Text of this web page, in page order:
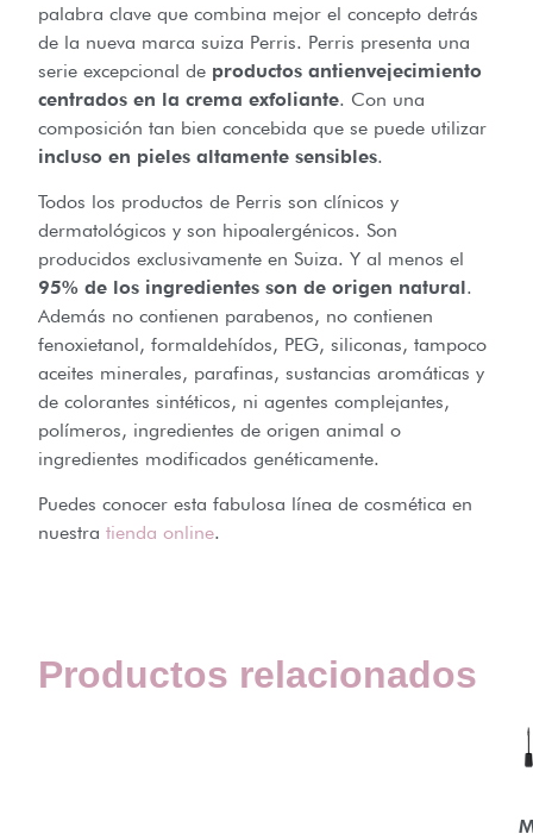
palabra clave que combina mejor el concepto detrás
de la nueva marca suiza Perris. Perris presenta una
serie excepcional de productos antienvejecimiento
centrados en la crema exfoliante. Con una
composición tan bien concebida que se puede utilizar
incluso en pieles altamente sensibles.
Todos los productos de Perris son clínicos y
dermatológicos y son hipoalergénicos. Son
producidos exclusivamente en Suiza. Y al menos el
95% de los ingredientes son de origen natural.
Además no contienen parabenos, no contienen
fenoxietanol, formaldehídos, PEG, siliconas, tampoco
aceites minerales, parafinas, sustancias aromáticas y
de colorantes sintéticos, ni agentes complejantes,
polímeros, ingredientes de origen animal o
ingredientes modificados genéticamente.
Puedes conocer esta fabulosa línea de cosmética en
nuestra tienda online.
Productos relacionados